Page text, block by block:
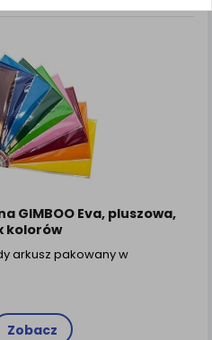
GIMBOO Eva, pluszowa,
kolorów
arkusz pakowany w
Zobacz
zgody lub ograniczyć jej
. Te same informacje
z naszą polityką
25 maja 2018.
zalogowanych, aby
Umowy z Państwem i
działanie naszej strony
wysłanie potwierdzenia
o promocjach czy
ważna jest Państwa
udzieliliście podczas